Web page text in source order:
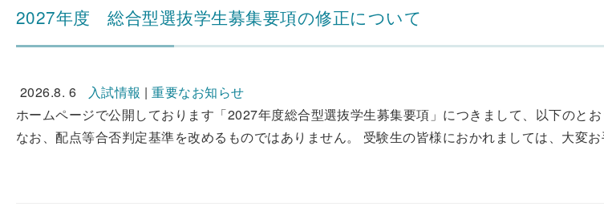
2027年度 総合型選抜学生募集要項の修正について
2026.8. 6 入試情報 |重要なお知らせ
ホームページで公開しております「2027年度総合型選抜学生募集要項」につきまして、以下のとお
なお、配点等合否判定基準を改めるものではありません。 受験生の皆様におかれましては、大変